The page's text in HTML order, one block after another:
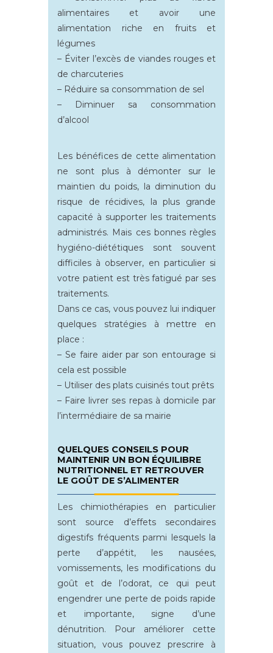
alimentaires et avoir une
alimentation riche en fruits et
légumes
– Éviter l’excès de viandes rouges et
de charcuteries
– Réduire sa consommation de sel
– Diminuer sa consommation
d’alcool
Les bénéfices de cette alimentation
ne sont plus à démonter sur le
maintien du poids, la diminution du
risque de récidives, la plus grande
capacité à supporter les traitements
administrés. Mais ces bonnes règles
hygiéno-diététiques sont souvent
difficiles à observer, en particulier si
votre patient est très fatigué par ses
traitements.
Dans ce cas, vous pouvez lui indiquer
quelques stratégies à mettre en
place :
– Se faire aider par son entourage si
cela est possible
– Utiliser des plats cuisinés tout prêts
– Faire livrer ses repas à domicile par
l’intermédiaire de sa mairie
QUELQUES CONSEILS POUR
MAINTENIR UN BON ÉQUILIBRE
NUTRITIONNEL ET RETROUVER
LE GOÛT DE S’ALIMENTER
Les chimiothérapies en particulier
sont source d’effets secondaires
digestifs fréquents parmi lesquels la
perte d’appétit, les nausées,
vomissements, les modifications du
goût et de l’odorat, ce qui peut
engendrer une perte de poids rapide
et importante, signe d’une
dénutrition. Pour améliorer cette
situation, vous pouvez prescrire à